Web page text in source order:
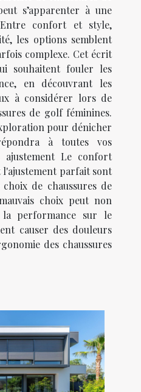
s’apparenter à une
confort et style,
les options semblent
complexe. Cet écrit
souhaitent fouler les
en découvrant les
à considérer lors de
de golf féminines.
pour dénicher
à toutes vos
Le confort
l'ajustement parfait sont
de chaussures de
choix peut non
la performance sur le
causer des douleurs
des chaussures